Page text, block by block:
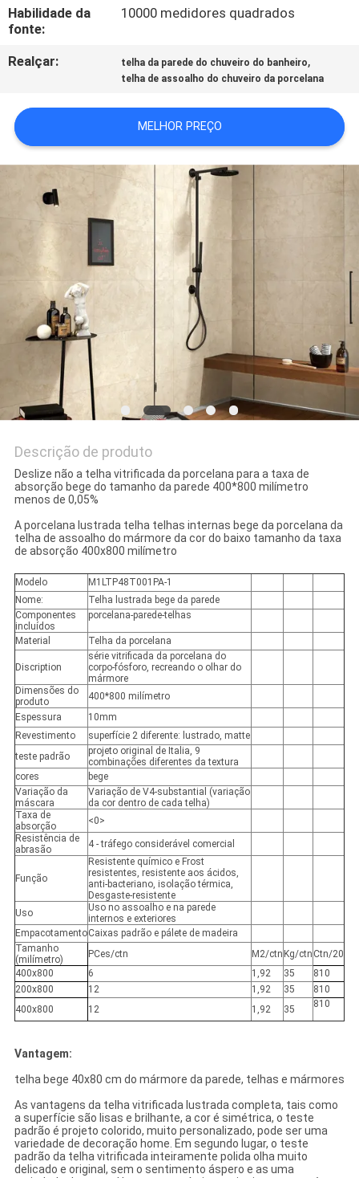
SOLICITE UM
ORÇAMENTO
DO
SITE
POLÍTICA
PRIVACIDADE
Habilidade da
fonte:
10000 medidores quadrados
Realçar: telha da parede do chuveiro do banheiro,
telha de assoalho do chuveiro da porcelana
MELHOR PREÇO
Descrição de produto
Deslize não a telha vitrificada da porcelana para a taxa de
absorção bege do tamanho da parede 400*800 milímetro
menos de 0,05%
A porcelana lustrada telha telhas internas bege da porcelana da
telha de assoalho do mármore da cor do baixo tamanho da taxa
de absorção 400x800 milímetro
Modelo
M1LTP48T001PA-1
Nome:
Telha lustrada bege da parede
Componentes
incluídos
porcelana-parede-telhas
Material Telha da porcelana
Discription
série vitrificada da porcelana do
corpo-fósforo, recreando o olhar do
mármore
Dimensões do
produto
400*800 milímetro
Espessura
10mm
Revestimento
superfície 2 diferente: lustrado, matte
teste padrão
projeto original de Italia, 9
combinações diferentes da textura
cores
bege
Variação da
máscara
Variação de V4-substantial (variação
da cor dentro de cada telha)
Taxa de
absorção
<0>
Resistência de
abrasão
4 - tráfego considerável comercial
Função
Resistente químico e Frost
resistentes, resistente aos ácidos,
anti-bacteriano, isolação térmica,
Desgaste-resistente
Uso
Uso no assoalho e na parede
internos e exteriores
EmpacotamentoCaixas padrão e pálete de madeira
Tamanho
(milímetro)
PCes/ctn M2/ctn Kg/ctn Ctn/20
400x800
6 1,92 35
810
200x800
12 1,92 35
810
400x800
12 1,92 35 810
Vantagem:
telha bege 40x80 cm do mármore da parede, telhas e mármores
As vantagens da telha vitrificada lustrada completa, tais como
a superfície são lisas e brilhante, a cor é simétrica, o teste
padrão é projeto colorido, muito personalizado, pode ser uma
variedade de decoração home. Em segundo lugar, o teste
padrão da telha vitrificada inteiramente polida olha muito
delicado e original, sem o sentimento áspero e as uma